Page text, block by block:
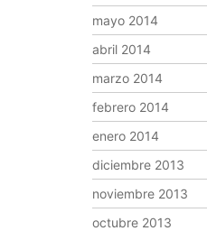
mayo 2014
abril 2014
marzo 2014
febrero 2014
enero 2014
diciembre 2013
noviembre 2013
octubre 2013